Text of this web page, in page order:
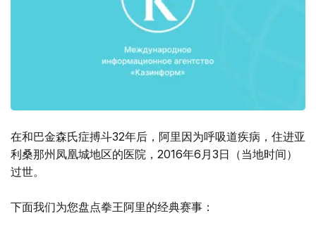
在和巴金森氏症搏斗32年后，阿里因为呼吸道疾病，住进亚
利桑那州凤凰城地区的医院，2016年6月3日（当地时间）
过世。
下面我们为您盘点拳王阿里的经典赛事：